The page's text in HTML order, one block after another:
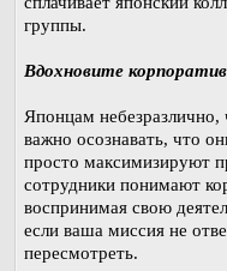
группы.
Вдохновите
Японцам
важно осознавать, что
просто максимизируют
сотрудники понимают
воспринимая свою
если ваша миссия не
пересмотреть.